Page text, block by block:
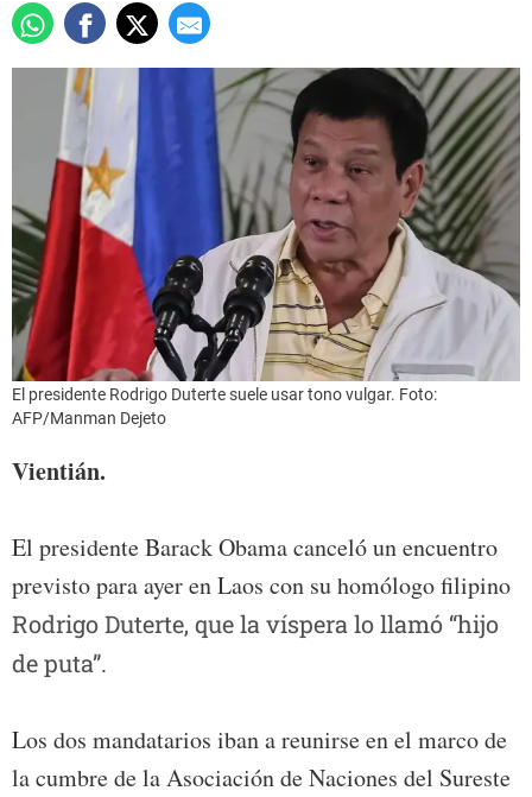
El presidente Rodrigo Duterte suele usar tono vulgar. Foto:
AFP/Manman Dejeto
Vientián.
El presidente Barack Obama canceló un encuentro
previsto para ayer en Laos con su homólogo filipino
Rodrigo Duterte, que la víspera lo llamó “hijo
de puta”.
Los dos mandatarios iban a reunirse en el marco de
la cumbre de la Asociación de Naciones del Sureste